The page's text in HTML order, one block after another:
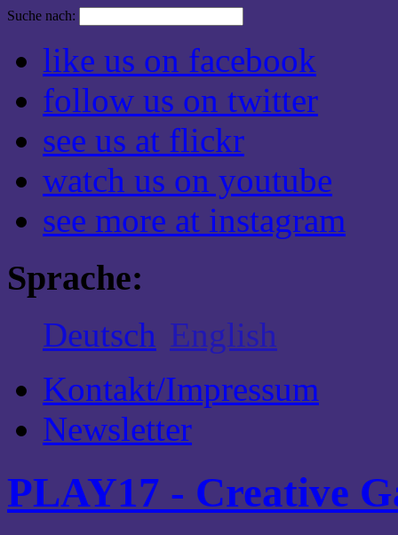
Suche nach:
like us on facebook
follow us on twitter
see us at flickr
watch us on youtube
see more at instagram
Sprache:
Deutsch English
Kontakt/Impressum
Newsletter
PLAY17 - Creative